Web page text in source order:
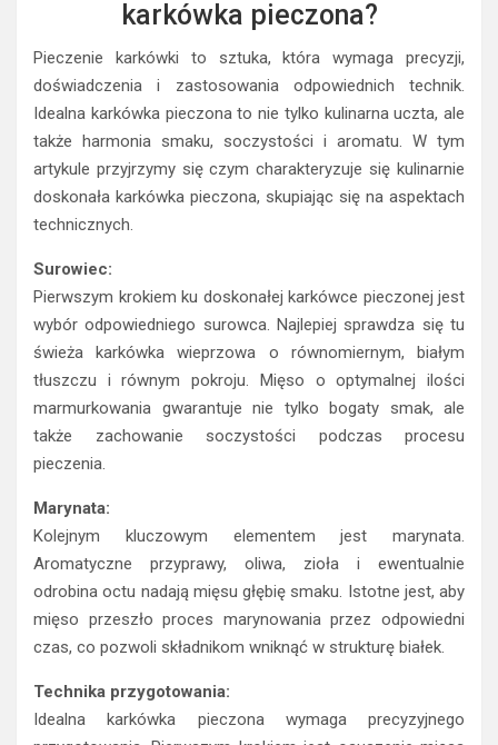
karkówka pieczona?
Pieczenie karkówki to sztuka, która wymaga precyzji,
doświadczenia i zastosowania odpowiednich technik.
Idealna karkówka pieczona to nie tylko kulinarna uczta, ale
także harmonia smaku, soczystości i aromatu. W tym
artykule przyjrzymy się czym charakteryzuje się kulinarnie
doskonała karkówka pieczona, skupiając się na aspektach
technicznych.
Surowiec:
Pierwszym krokiem ku doskonałej karkówce pieczonej jest
wybór odpowiedniego surowca. Najlepiej sprawdza się tu
świeża karkówka wieprzowa o równomiernym, białym
tłuszczu i równym pokroju. Mięso o optymalnej ilości
marmurkowania gwarantuje nie tylko bogaty smak, ale
także zachowanie soczystości podczas procesu
pieczenia.
Marynata:
Kolejnym kluczowym elementem jest marynata.
Aromatyczne przyprawy, oliwa, zioła i ewentualnie
odrobina octu nadają mięsu głębię smaku. Istotne jest, aby
mięso przeszło proces marynowania przez odpowiedni
czas, co pozwoli składnikom wniknąć w strukturę białek.
Technika przygotowania:
Idealna karkówka pieczona wymaga precyzyjnego